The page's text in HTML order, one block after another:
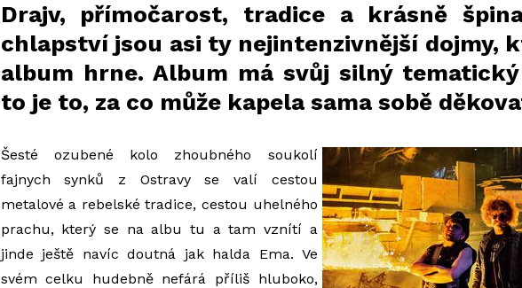
Drajv, přímočarost, tradice a krásně
chlapství jsou asi ty nejintenzivnější dojmy,
album hrne. Album má svůj silný
to je to, za co může kapela sama sobě
Šesté ozubené kolo zhoubného soukolí
fajnych synků z Ostravy se valí cestou
metalové a rebelské tradice, cestou uhelného
prachu, který se na albu tu a tam vznítí a
jinde ještě navíc doutná jak halda Ema. Ve
svém celku hudebně nefárá příliš hluboko,